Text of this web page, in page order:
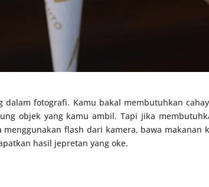
dalam fotografi. Kamu bakal membutuhkan
objek yang kamu ambil. Tapi jika
flash dari kamera, bawa makanan
hasil jepretan yang oke.